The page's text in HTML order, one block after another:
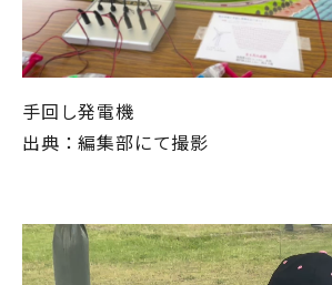
手回し発電機
出典：編集部にて撮影
動
画